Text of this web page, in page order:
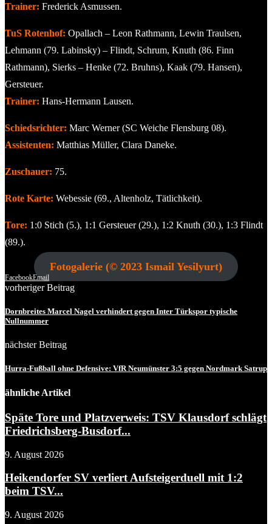
Trainer: Frederick Asmussen.
TuS Rotenhof: Opallach – Leon Rathmann, Lewin Traulsen,
Lehmann (79. Labinsky) – Flindt, Schrum, Knuth (86. Finn
Rathmann), Sierks – Henke (72. Bruhns), Kaak (79. Hansen),
Gersteuer.
Trainer: Hans-Hermann Lausen.
Schiedsrichter: Marc Werner (SC Weiche Flensburg 08).
Assistenten: Matthias Müller, Clara Daneke.
Zuschauer: 75.
Rote Karte: Webessie (69., Altenholz, Tätlichkeit).
Tore: 1:0 Stich (5.), 1:1 Gersteuer (29.), 1:2 Knuth (30.), 1:3 Flindt
(89.).
Fotogalerie (© 2023 Ismail Yesilyurt)
FacebookEmail
vorheriger Beitrag
Dornbreites Marcel Nagel verhindert gegen Inter Türkspor typische
Nullnummer
nächster Beitrag
Hurra-Fußball ohne Defensive: VfR Neumünster 3:5 gegen Nordmark Satrup
ähnliche Artikel
Späte Tore und Platzverweis: TSV Klausdorf schlägt
Friedrichsberg-Busdorf...
9. August 2026
Heikendorfer SV verliert Aufsteigerduell mit 1:2
beim TSV...
9. August 2026